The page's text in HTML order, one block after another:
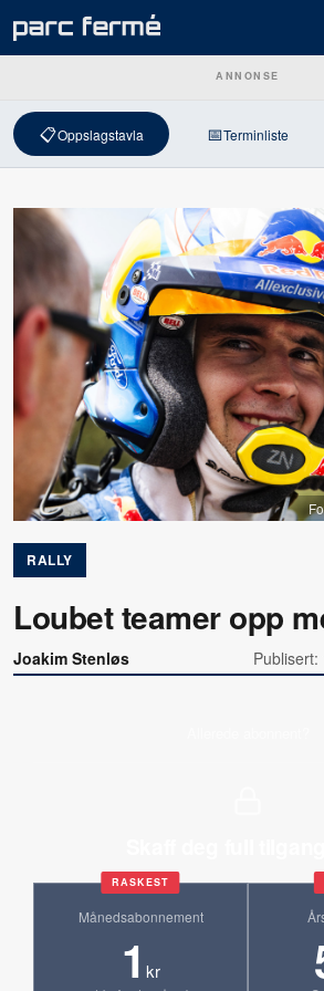
ANNONSE
📋Oppslagstavla 📅Terminliste
RALLY
Loubet teamer opp
Joakim Stenløs
RASKEST
Månedsabonnement
1 kr